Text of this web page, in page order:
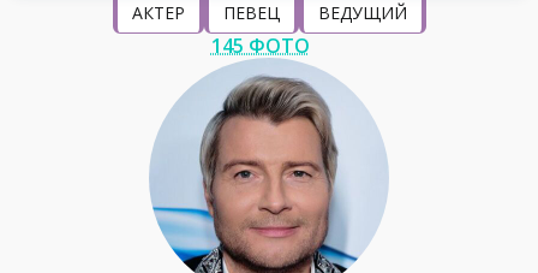
АКТЕР ПЕВЕЦ ВЕДУЩИЙ
145 ФОТО